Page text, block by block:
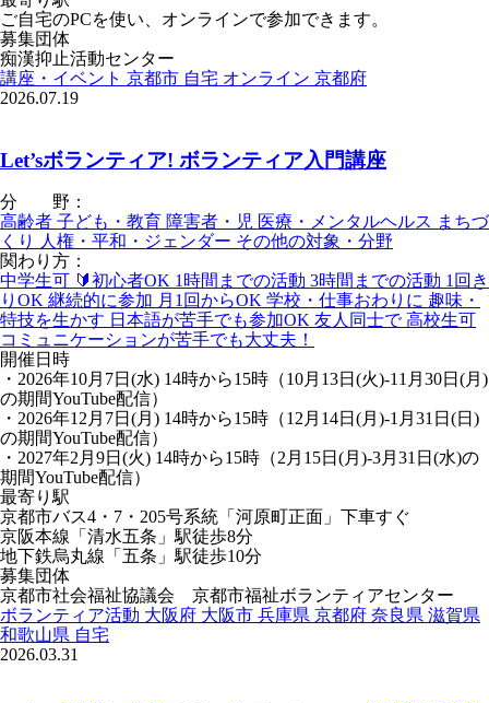
ご自宅のPCを使い、オンラインで参加できます。
募集団体
痴漢抑止活動センター
講座・イベント 京都市 自宅 オンライン 京都府
2026.07.19
Let’sボランティア! ボランティア入門講座
分 野：
高齢者 子ども・教育 障害者・児 医療・メンタルヘルス まちづ
くり
人権・平和・ジェンダー その他の対象・分野
関わり方：
中学生可 🔰初心者OK 1時間までの活動 3時間までの活動 1回き
りOK 継続的に参加 月1回からOK 学校・仕事おわりに 趣味・
特技を生かす 日本語が苦手でも参加OK 友人同士で高校生可
コミュニケーションが苦手でも大丈夫！
開催日時
・2026年10月7日(水) 14時から15時（10月13日(火)-11月30日(月)
の期間YouTube配信）
・2026年12月7日(月) 14時から15時（12月14日(月)-1月31日(日)
の期間YouTube配信）
・2027年2月9日(火) 14時から15時（2月15日(月)-3月31日(水)の
期間YouTube配信）
最寄り駅
京都市バス4・7・205号系統「河原町正面」下車すぐ
京阪本線「清水五条」駅徒歩8分
地下鉄烏丸線「五条」駅徒歩10分
募集団体
京都市社会福祉協議会 京都市福祉ボランティアセンター
ボランティア活動 大阪府 大阪市 兵庫県 京都府 奈良県 滋賀県
和歌山県 自宅
2026.03.31